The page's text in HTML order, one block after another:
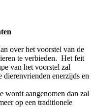
over het voorstel van de
te verbieden. Het feit
van het voorstel zal
enerzijds en
wordt aangenomen dan zal
op een traditionele